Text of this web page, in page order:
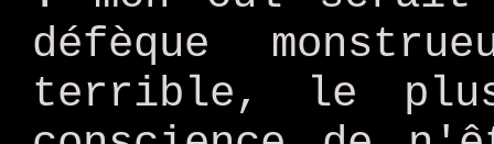
défèque
terrible, le